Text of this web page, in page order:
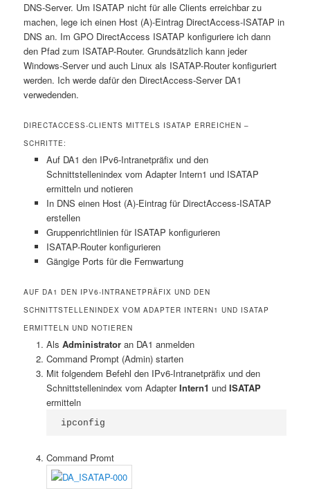
DNS-Server. Um ISATAP nicht für alle Clients erreichbar zu
machen, lege ich einen Host (A)-Eintrag DirectAccess-ISATAP in
DNS an. Im GPO DirectAccess ISATAP konfiguriere ich dann
den Pfad zum ISATAP-Router. Grundsätzlich kann jeder
Windows-Server und auch Linux als ISATAP-Router konfiguriert
werden. Ich werde dafür den DirectAccess-Server DA1
verwedenden.
DIRECTACCESS-CLIENTS MITTELS ISATAP ERREICHEN –
SCHRITTE:
Auf DA1 den IPv6-Intranetpräfix und den
Schnittstellenindex vom Adapter Intern1 und ISATAP
ermitteln und notieren
In DNS einen Host (A)-Eintrag für DirectAccess-ISATAP
erstellen
Gruppenrichtlinien für ISATAP konfigurieren
ISATAP-Router konfigurieren
Gängige Ports für die Fernwartung
AUF DA1 DEN IPV6-INTRANETPRÄFIX UND DEN
SCHNITTSTELLENINDEX VOM ADAPTER INTERN1 UND ISATAP
ERMITTELN UND NOTIEREN
Als Administratoran DA1 anmelden
Command Prompt (Admin) starten
Mit folgendem Befehl den IPv6-Intranetpräfix und den
Schnittstellenindex vom AdapterIntern1 und ISATAP
ermitteln
ipconfig
Command Promt